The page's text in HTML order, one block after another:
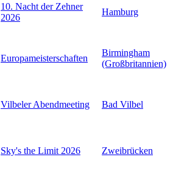
10. Nacht der Zehner
2026
Hamburg
Europameisterschaften
Birmingham
(Großbritannien)
Vilbeler Abendmeeting Bad Vilbel
Sky's the Limit 2026 Zweibrücken